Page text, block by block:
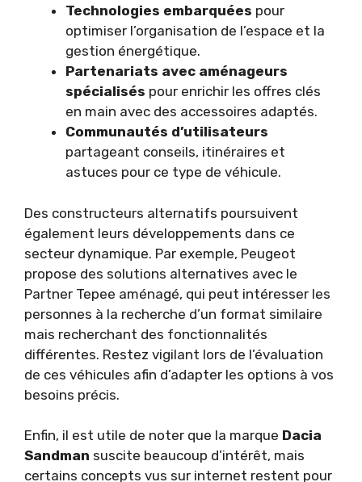
Technologies embarquées pour
optimiser l’organisation de l’espace et la
gestion énergétique.
Partenariats avec aménageurs
spécialisés pour enrichir les offres clés
en main avec des accessoires adaptés.
Communautés d’utilisateurs
partageant conseils, itinéraires et
astuces pour ce type de véhicule.
Des constructeurs alternatifs poursuivent
également leurs développements dans ce
secteur dynamique. Par exemple, Peugeot
propose des solutions alternatives avec le
Partner Tepee aménagé, qui peut intéresser les
personnes à la recherche d’un format similaire
mais recherchant des fonctionnalités
différentes. Restez vigilant lors de l’évaluation
de ces véhicules afin d’adapter les options à vos
besoins précis.
Enfin, il est utile de noter que la marque Dacia
Sandman suscite beaucoup d’intérêt, mais
certains concepts vus sur internet restent pour